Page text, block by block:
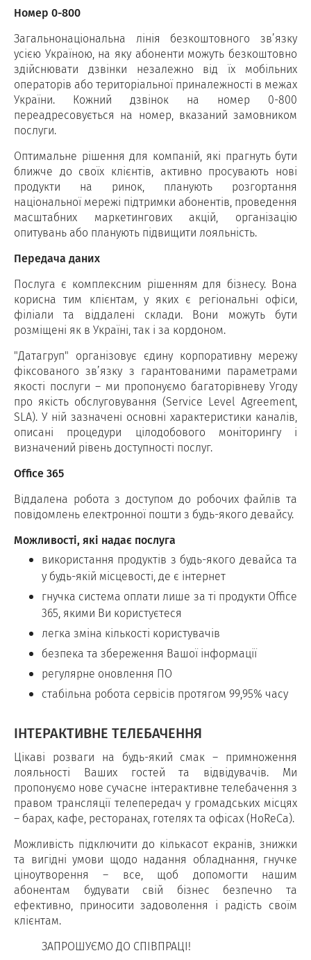
Номер 0-800
Загальнонаціональна лінія безкоштовного зв’язку
усією Україною, на яку абоненти можуть безкоштовно
здійснювати дзвінки незалежно від їх мобільних
операторів або територіальної приналежності в межах
України. Кожний дзвінок на номер 0-800
переадресовується на номер, вказаний замовником
послуги.
Оптимальне рішення для компаній, які прагнуть бути
ближче до своїх клієнтів, активно просувають нові
продукти на ринок, планують розгортання
національної мережі підтримки абонентів, проведення
масштабних маркетингових акцій, організацію
опитувань або планують підвищити лояльність.
Передача даних
Послуга є комплексним рішенням для бізнесу. Вона
корисна тим клієнтам, у яких є регіональні офіси,
філіали та віддалені склади. Вони можуть бути
розміщені як в Україні, так і за кордоном.
"Датагруп" організовує єдину корпоративну мережу
фіксованого зв’язку з гарантованими параметрами
якості послуги – ми пропонуємо багаторівневу Угоду
про якість обслуговування (Service Level Agreement,
SLA). У ній зазначені основні характеристики каналів,
описані процедури цілодобового моніторингу і
визначений рівень доступності послуг.
Office 365
Віддалена робота з доступом до робочих файлів та
повідомлень електронної пошти з будь-якого девайсу.
Можливості, які надає послуга
використання продуктів з будь-якого девайса та
у будь-якій місцевості, де є інтернет
гнучка система оплати лише за ті продукти Office
365, якими Ви користуєтеся
легка зміна кількості користувачів
безпека та збереження Вашої інформації
регулярне оновлення ПО
стабільна робота сервісів протягом 99,95% часу
ІНТЕРАКТИВНЕ ТЕЛЕБАЧЕННЯ
Цікаві розваги на будь-який смак – примноження
лояльності Ваших гостей та відвідувачів. Ми
пропонуємо нове сучасне інтерактивне телебачення з
правом трансляції телепередач у громадських місцях
– барах, кафе, ресторанах, готелях та офісах (HoReCa).
Можливість підключити до кількасот екранів, знижки
та вигідні умови щодо надання обладнання, гнучке
ціноутворення – все, щоб допомогти нашим
абонентам будувати свій бізнес безпечно та
ефективно, приносити задоволення і радість своїм
клієнтам.
ЗАПРОШУЄМО ДО СПІВПРАЦІ!